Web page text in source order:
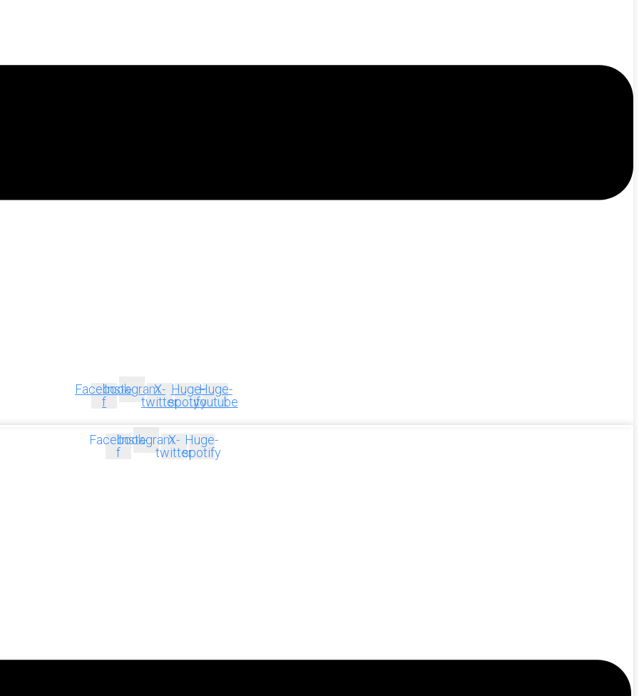
Facebook-
f
InstagramX-
twitter
Huge-
spotify
Huge-
youtube
Facebook-
f
InstagramX-
twitter
Huge-
spotify